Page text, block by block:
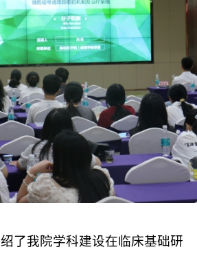
我院学科建设在临床基础研